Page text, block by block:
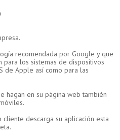
recomendada por Google y que
los sistemas de dispositivos
de Apple así como para las
hagan en su página web también
descarga su aplicación esta